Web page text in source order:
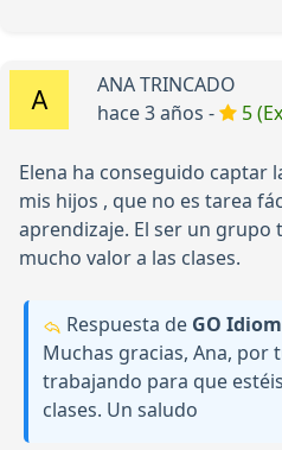
ANA TRINCADO
hace 3 años -
5
Elena ha conseguido captar
mis hijos , que no es tarea
aprendizaje. El ser un grupo
mucho valor a las clases.
Respuesta de GO
Muchas gracias, Ana, por
trabajando para que
clases. Un saludo